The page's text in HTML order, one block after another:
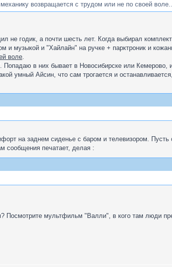
возвращается с трудом или не по своей
не годик, а почти шесть лет. Когда выбирал
и музыкой и "Хайлайн" на ручке + парктроник и
воле.
Попадаю в них бывает в Новосибирске или Кемерово,
умный Айсин, что сам трогается и
на заднем сиденье с баром и телевизором.
сообщения печатает, делая :
Посмотрите мультфильм "Валли", в кого там люди